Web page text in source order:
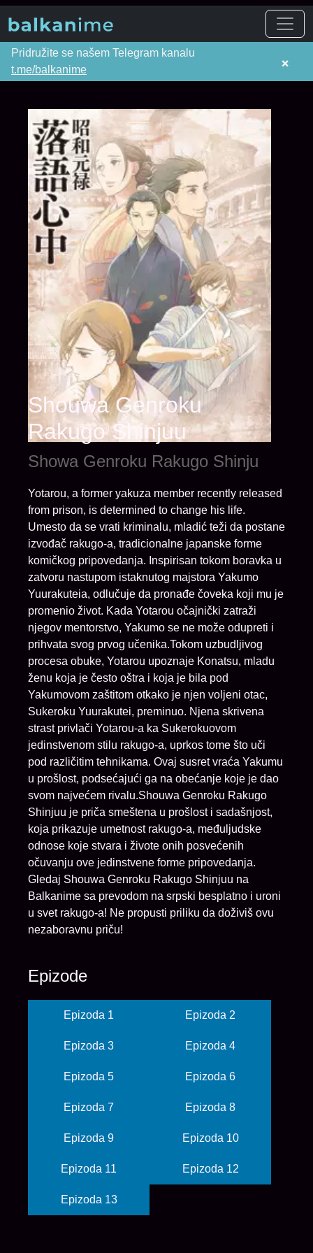
Pridružite se našem Telegram kanalu
t.me/balkanime
×
Shouwa Genroku
Rakugo Shinjuu
Showa Genroku Rakugo Shinju
Yotarou, a former yakuza member recently released
from prison, is determined to change his life.
Umesto da se vrati kriminalu, mladić teži da postane
izvođač rakugo-a, tradicionalne japanske forme
komičkog pripovedanja. Inspirisan tokom boravka u
zatvoru nastupom istaknutog majstora Yakumo
Yuurakuteia, odlučuje da pronađe čoveka koji mu je
promenio život. Kada Yotarou očajnički zatraži
njegov mentorstvo, Yakumo se ne može odupreti i
prihvata svog prvog učenika.Tokom uzbudljivog
procesa obuke, Yotarou upoznaje Konatsu, mladu
ženu koja je često oštra i koja je bila pod
Yakumovom zaštitom otkako je njen voljeni otac,
Sukeroku Yuurakutei, preminuo. Njena skrivena
strast privlači Yotarou-a ka Sukerokuovom
jedinstvenom stilu rakugo-a, uprkos tome što uči
pod različitim tehnikama. Ovaj susret vraća Yakumu
u prošlost, podsećajući ga na obećanje koje je dao
svom najvećem rivalu.Shouwa Genroku Rakugo
Shinjuu je priča smeštena u prošlost i sadašnjost,
koja prikazuje umetnost rakugo-a, međuljudske
odnose koje stvara i živote onih posvećenih
očuvanju ove jedinstvene forme pripovedanja.
Gledaj Shouwa Genroku Rakugo Shinjuu na
Balkanime sa prevodom na srpski besplatno i uroni
u svet rakugo-a! Ne propusti priliku da doživiš ovu
nezaboravnu priču!
Epizode
Epizoda 1 Epizoda 2
Epizoda 3 Epizoda 4
Epizoda 5 Epizoda 6
Epizoda 7 Epizoda 8
Epizoda 9 Epizoda 10
Epizoda 11 Epizoda 12
Epizoda 13